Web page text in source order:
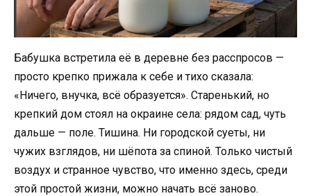
Бабушка встретила её в деревне без расспросов —
просто крепко прижала к себе и тихо сказала:
«Ничего, внучка, всё образуется». Старенький, но
крепкий дом стоял на окраине села: рядом сад, чуть
дальше — поле. Тишина. Ни городской суеты, ни
чужих взглядов, ни шёпота за спиной. Только чистый
воздух и странное чувство, что именно здесь, среди
этой простой жизни, можно начать всё заново.